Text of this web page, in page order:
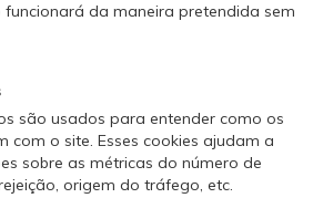
da maneira pretendida sem
são usados para entender como os
com o site. Esses cookies ajudam a
sobre as métricas do número de
origem do tráfego, etc.